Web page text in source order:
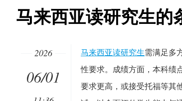
马来西亚读研究生的
马来西亚读研究生需满足多
性要求。成绩方面，本科绩
要求更高，或接受托福等其
2026
06/01